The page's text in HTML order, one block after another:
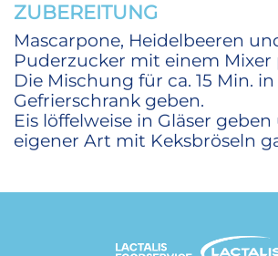
ZUBEREITUNG
Mascarpone, Heidelbeeren
Puderzucker mit einem Mixer
Die Mischung für ca. 15 Min.
Gefrierschrank geben.
Eis löffelweise in Gläser
eigener Art mit Keksbröseln